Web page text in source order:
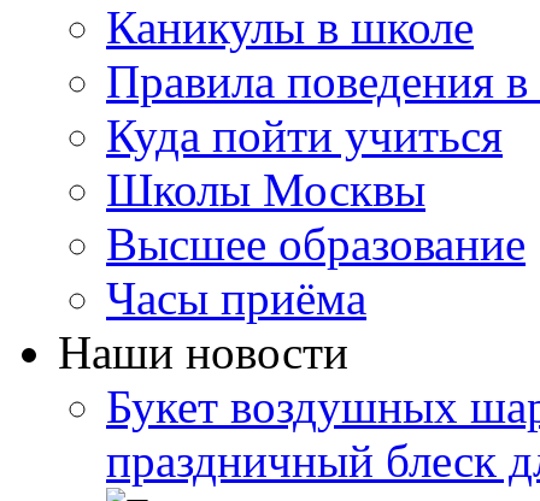
Каникулы в школе
Правила поведения
Куда пойти учиться
Школы Москвы
Высшее образование
Часы приёма
Наши новости
Букет воздушных
праздничный блеск